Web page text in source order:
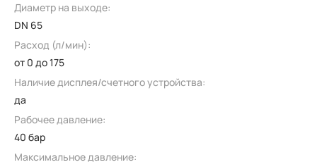
Диаметр на выходе:
DN 65
Расход (л/мин):
от 0 до 175
Наличие дисплея/счетного устройства:
да
Рабочее давление:
40 бар
Максимальное давление: